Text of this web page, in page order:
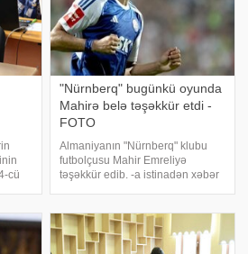
cü
"Nürnberq" bugünkü oyunda
Mahirə belə təşəkkür etdi -
FOTO
Almaniyanın "Nürnberq" klubu
futbolçusu Mahir Emreliyə
təşəkkür edib. -a istinadən xəbər
matçından əvvəl Emreliyə və
mövsümün sonu komand